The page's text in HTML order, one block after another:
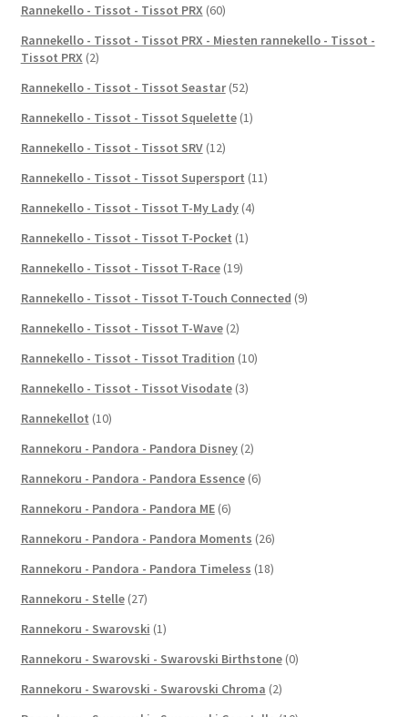
Rannekello - Tissot - Tissot PRX (60)
Rannekello - Tissot - Tissot PRX - Miesten rannekello - Tissot -
Tissot PRX (2)
Rannekello - Tissot - Tissot Seastar (52)
Rannekello - Tissot - Tissot Squelette (1)
Rannekello - Tissot - Tissot SRV (12)
Rannekello - Tissot - Tissot Supersport (11)
Rannekello - Tissot - Tissot T-My Lady (4)
Rannekello - Tissot - Tissot T-Pocket (1)
Rannekello - Tissot - Tissot T-Race (19)
Rannekello - Tissot - Tissot T-Touch Connected (9)
Rannekello - Tissot - Tissot T-Wave (2)
Rannekello - Tissot - Tissot Tradition (10)
Rannekello - Tissot - Tissot Visodate (3)
Rannekellot (10)
Rannekoru - Pandora - Pandora Disney (2)
Rannekoru - Pandora - Pandora Essence (6)
Rannekoru - Pandora - Pandora ME (6)
Rannekoru - Pandora - Pandora Moments (26)
Rannekoru - Pandora - Pandora Timeless (18)
Rannekoru - Stelle (27)
Rannekoru - Swarovski (1)
Rannekoru - Swarovski - Swarovski Birthstone (0)
Rannekoru - Swarovski - Swarovski Chroma (2)